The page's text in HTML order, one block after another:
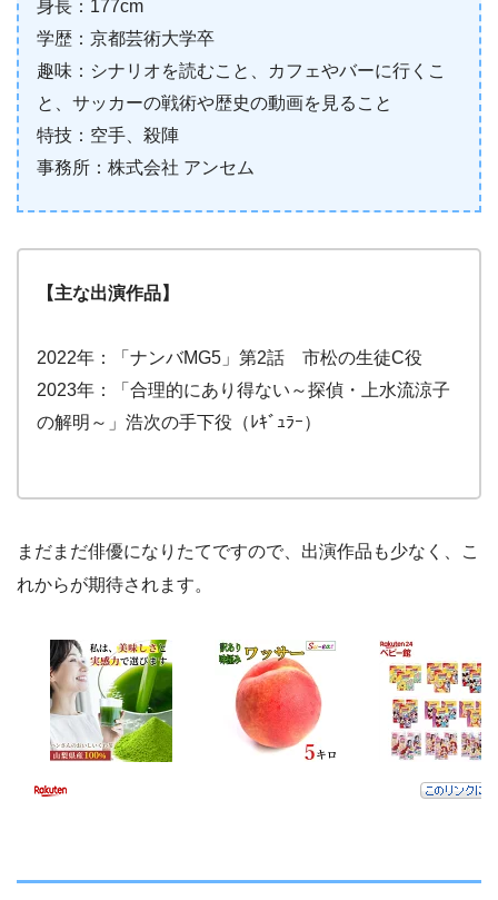
身長：177cm
学歴：京都芸術大学卒
趣味：シナリオを読むこと、カフェやバーに行くこ
と、サッカーの戦術や歴史の動画を見ること
特技：空手、殺陣
事務所：株式会社 アンセム
【主な出演作品】
2022年：「ナンバMG5」第2話 市松の生徒C役
2023年：「合理的にあり得ない～探偵・上水流涼子
の解明～」浩次の手下役（ﾚｷﾞｭﾗｰ）
まだまだ俳優になりたてですので、出演作品も少なく、こ
れからが期待されます。